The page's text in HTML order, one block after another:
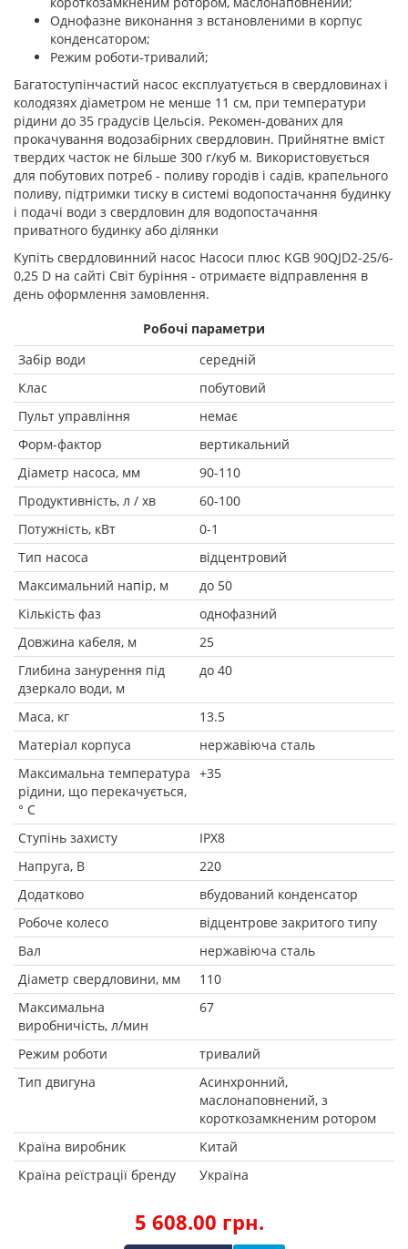
Однофазне виконання з встановленими в корпус
конденсатором;
Режим роботи-тривалий;
Багатоступінчастий насос експлуатується в свердловинах і
колодязях діаметром не менше 11 см, при температури
рідини до 35 градусів Цельсія. Рекомен-дованих для
прокачування водозабірних свердловин. Прийнятне вміст
твердих часток не більше 300 г/куб м. Використовується
для побутових потреб - поливу городів і садів, крапельного
поливу, підтримки тиску в системі водопостачання будинку
і подачі води з свердловин для водопостачання
приватного будинку або ділянки
Купіть свердловинний насос Насоси плюс KGB 90QJD2-25/6-
0,25 D на сайті Світ буріння - отримаєте відправлення в
день оформлення замовлення.
Робочі параметри
Забір води
середній
Клас
побутовий
Пульт управління
немає
Форм-фактор
вертикальний
Діаметр насоса, мм
90-110
Продуктивність, л / хв
60-100
Потужність, кВт
0-1
Тип насоса
відцентровий
Максимальний напір, м
до 50
Кількість фаз
однофазний
Довжина кабеля, м
25
Глибина занурення під
дзеркало води, м
до 40
Маса, кг
13.5
Матеріал корпуса
нержавіюча сталь
Максимальна температура
рідини, що перекачується,
° C
+35
Ступінь захисту
IPX8
Напруга, В
220
Додатково
вбудований конденсатор
Робоче колесо
відцентрове закритого типу
Вал
нержавіюча сталь
Діаметр свердловини, мм
110
Максимальна
виробничість, л/мин
67
Режим роботи
тривалий
Тип двигуна
Асинхронний,
маслонаповнений, з
короткозамкненим ротором
Країна виробник
Китай
Країна реїстрації бренду
Україна
5 608.00 грн.